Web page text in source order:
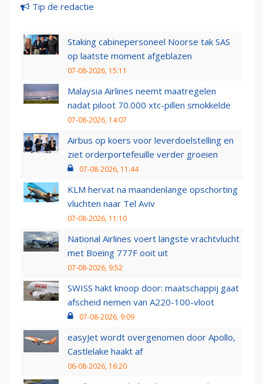
Tip de redactie
Staking cabinepersoneel Noorse tak SAS
op laatste moment afgeblazen
07-08-2026, 15:11
Malaysia Airlines neemt maatregelen
nadat piloot 70.000 xtc-pillen smokkelde
07-08-2026, 14:07
Airbus op koers voor leverdoelstelling en
ziet orderportefeuille verder groeien
07-08-2026, 11:44
KLM hervat na maandenlange opschorting
vluchten naar Tel Aviv
07-08-2026, 11:10
National Airlines voert langste vrachtvlucht
met Boeing 777F ooit uit
07-08-2026, 9:52
SWISS hakt knoop door: maatschappij gaat
afscheid nemen van A220-100-vloot
07-08-2026, 9:09
easyJet wordt overgenomen door Apollo,
Castlelake haakt af
06-08-2026, 16:20